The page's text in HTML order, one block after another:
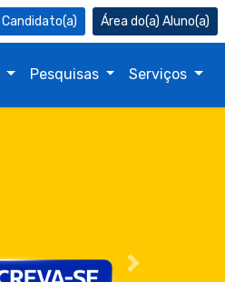
Candidato(a) Aluno(a)
Pesquisas Serviços
Próximo